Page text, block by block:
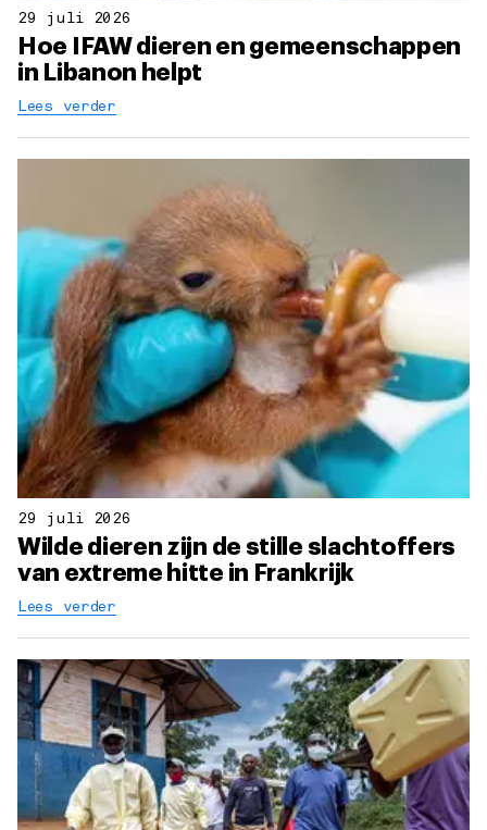
29 juli 2026
Hoe IFAW dieren en gemeenschappen
in Libanon helpt
Lees verder
29 juli 2026
Wilde dieren zijn de stille slachtoffers
van extreme hitte in Frankrijk
Lees verder